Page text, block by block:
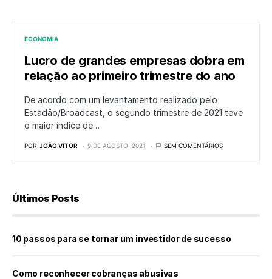
ECONOMIA
Lucro de grandes empresas dobra em
relação ao primeiro trimestre do ano
De acordo com um levantamento realizado pelo
Estadão/Broadcast, o segundo trimestre de 2021 teve
o maior índice de…
POR JOÃO VITOR 9 DE AGOSTO, 2021 SEM COMENTÁRIOS
Últimos Posts
10 passos para se tornar um investidor de sucesso
Como reconhecer cobranças abusivas